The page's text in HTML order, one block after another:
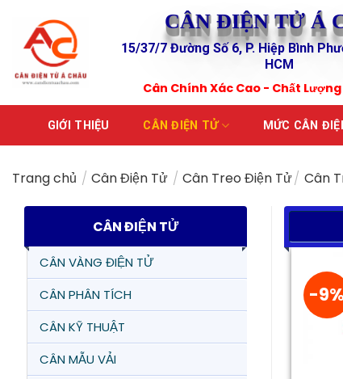
content
CÂN ĐIỆN TỬ Á
15/37/7 Đường Số 6, P. Hiệp Bình
HCM
Cân Chính Xác Cao - Chất
GIỚI THIỆU CÂN ĐIỆN TỬ MỨC CÂN
Trang chủ / Cân Điện Tử / Cân Treo Điện Tử/ Cân
CÂN ĐIỆN TỬ
CÂN VÀNG ĐIỆN TỬ
CÂN PHÂN TÍCH
CÂN KỸ THUẬT
CÂN MẪU VẢI
-9%